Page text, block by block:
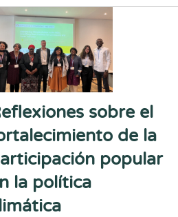
sobre el
de la
popular
la política